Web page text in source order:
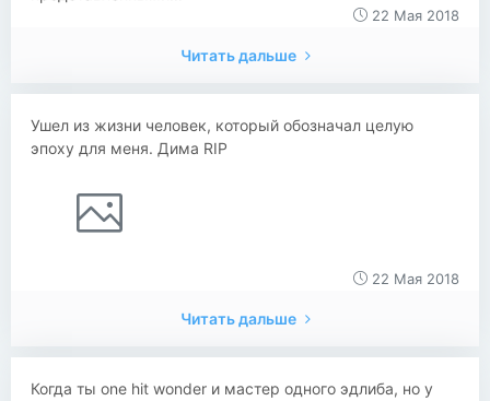
22 Мая 2018
Читать дальше
Ушел из жизни человек, который обозначал целую
эпоху для меня. Дима RIP
22 Мая 2018
Читать дальше
Когда ты one hit wonder и мастер одного эдлиба, но у